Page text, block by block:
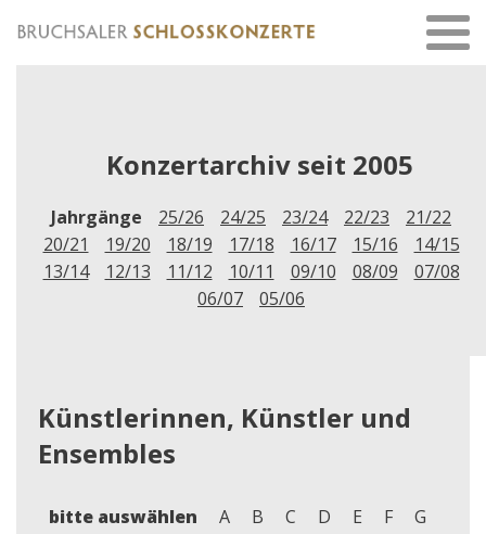
Konzertarchiv seit 2005
Jahrgänge 25/26 24/25 23/24 22/23
21/22
20/21
19/20 18/19 17/18 16/17 15/16
14/15
13/14
12/13 11/12 10/11 09/10 08/09
07/08
06/07
05/06
Künstlerinnen, Künstler und
Ensembles
bitte auswählen A B C D E F G